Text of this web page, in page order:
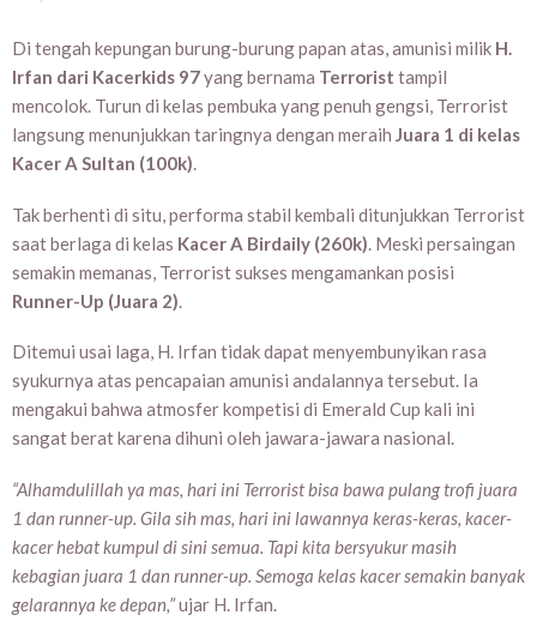
Di tengah kepungan burung-burung papan atas, amunisi milik H.
Irfan dari Kacerkids 97yang bernama Terrorist tampil
mencolok. Turun di kelas pembuka yang penuh gengsi, Terrorist
langsung menunjukkan taringnya dengan meraih Juara 1 di kelas
Kacer A Sultan (100k).
Tak berhenti di situ, performa stabil kembali ditunjukkan Terrorist
saat berlaga di kelas Kacer A Birdaily (260k) . Meski persaingan
semakin memanas, Terrorist sukses mengamankan posisi
Runner-Up (Juara 2)
Ditemui usai laga, H. Irfan tidak dapat menyembunyikan rasa
syukurnya atas pencapaian amunisi andalannya tersebut. Ia
mengakui bahwa atmosfer kompetisi di Emerald Cup kali ini
sangat berat karena dihuni oleh jawara-jawara nasional.
“Alhamdulillah ya mas, hari ini Terrorist bisa bawa pulang trofi juara
1 dan runner-up. Gila sih mas, hari ini lawannya keras-keras, kacer-
kacer hebat kumpul di sini semua. Tapi kita bersyukur masih
kebagian juara 1 dan runner-up. Semoga kelas kacer semakin banyak
gelarannya ke depan,”ujar H. Irfan.